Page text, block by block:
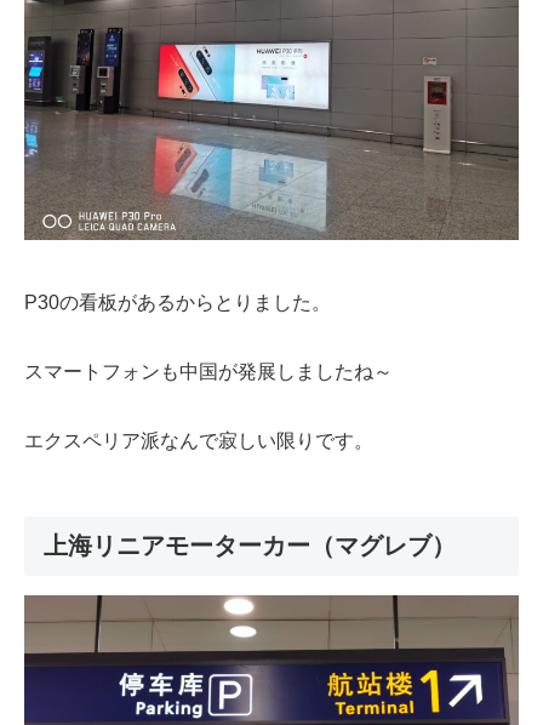
P30の看板があるからとりました。
スマートフォンも中国が発展しましたね～
エクスペリア派なんで寂しい限りです。
上海リニアモーターカー（マグレブ）